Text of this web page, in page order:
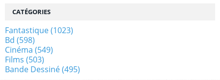
CATÉGORIES
Fantastique(1023)
Bd (598)
Cinéma (549)
Films (503)
Bande Dessiné(495)